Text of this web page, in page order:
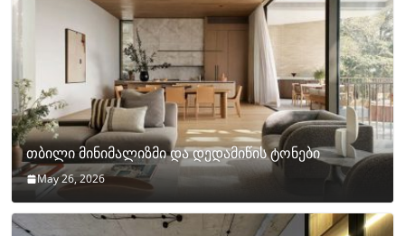
თბილი მინიმალიზმი და დედამიწის ტონები
May 26, 2026